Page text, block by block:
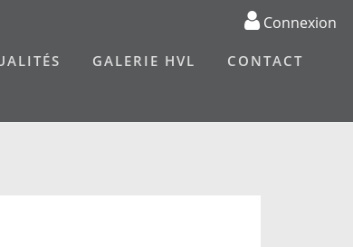
GALERIE HVL CONTACT
Connexion